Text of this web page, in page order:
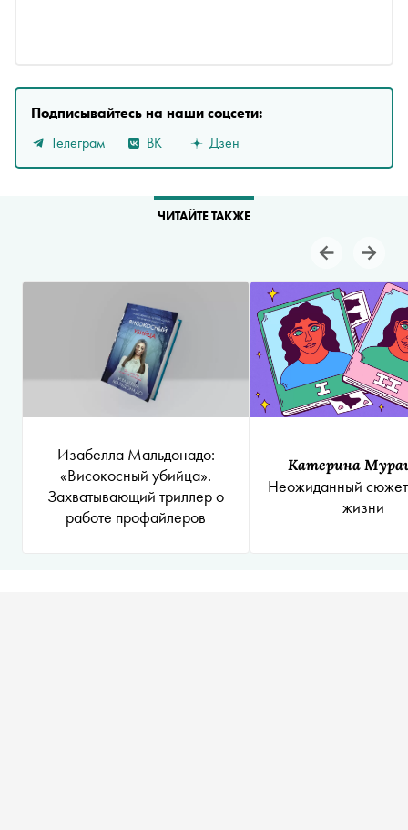
Подписывайтесь на наши соцсети:
Телеграм
ВК Дзен
ЧИТАЙТЕ ТАКЖЕ
Изабелла Мальдонадо:
«Високосный убийца».
Захватывающий триллер о
работе профайлеров
Катерина
Неожиданный сюжет
жизни